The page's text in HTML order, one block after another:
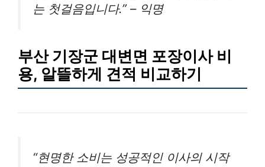
는 첫걸음입니다.” – 익명
부산 기장군 대변면 포장이사 비
용, 알뜰하게 견적 비교하기
“현명한 소비는 성공적인 이사의 시작